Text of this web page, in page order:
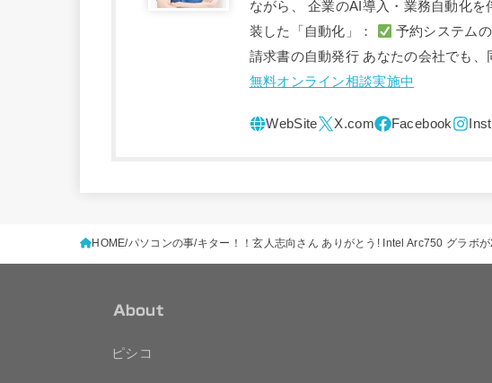
ながら、 企業のAI導入・業務自動化
装した「自動化」：
予約システム
請求書の自動発行 あなたの会社でも、
無料オンライン相談実施中
HOME パソコンの事 キター！！玄人志向さん ありがとう! Intel Arc750 グラボ
About
ピシコ